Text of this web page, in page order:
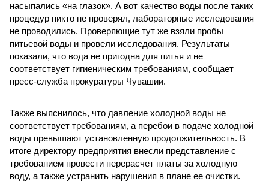
насыпались «на глазок». А вот качество воды после таких
процедур никто не проверял, лабораторные исследования
не проводились. Проверяющие тут же взяли пробы
питьевой воды и провели исследования. Результаты
показали, что вода не пригодна для питья и не
соответствует гигиеническим требованиям, сообщает
пресс-служба прокуратуры Чувашии.
Также выяснилось, что давление холодной воды не
соответствует требованиям, а перебои в подаче холодной
воды превышают установленную продолжительность. В
итоге директору предприятия внесли представление с
требованием провести перерасчет платы за холодную
воду, а также устранить нарушения в плане ее очистки.